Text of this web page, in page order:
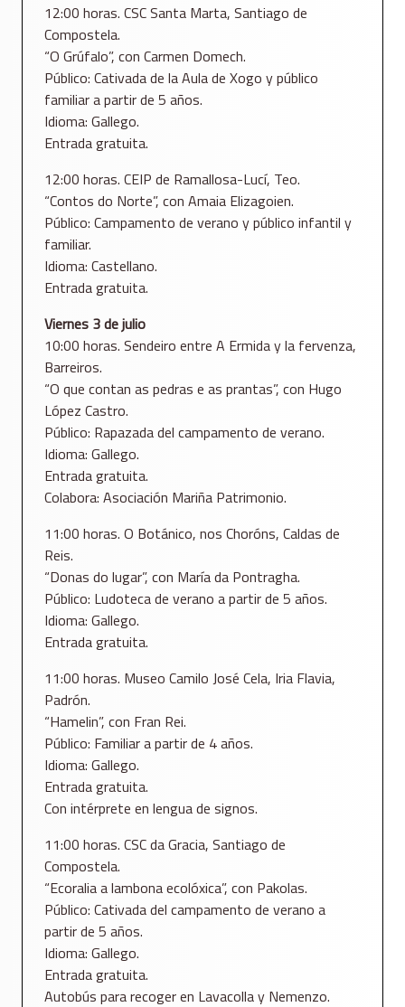
12:00 horas. CSC Santa Marta, Santiago de
Compostela.
“O Grúfalo”, con Carmen Domech.
Público: Cativada de la Aula de Xogo y público
familiar a partir de 5 años.
Idioma: Gallego.
Entrada gratuita.
12:00 horas. CEIP de Ramallosa-Lucí, Teo.
“Contos do Norte”, con Amaia Elizagoien.
Público: Campamento de verano y público infantil y
familiar.
Idioma: Castellano.
Entrada gratuita.
Viernes 3 de julio
10:00 horas. Sendeiro entre A Ermida y la fervenza,
Barreiros.
“O que contan as pedras e as prantas”, con Hugo
López Castro.
Público: Rapazada del campamento de verano.
Idioma: Gallego.
Entrada gratuita.
Colabora: Asociación Mariña Patrimonio.
11:00 horas. O Botánico, nos Choróns, Caldas de
Reis.
“Donas do lugar”, con María da Pontragha.
Público: Ludoteca de verano a partir de 5 años.
Idioma: Gallego.
Entrada gratuita.
11:00 horas. Museo Camilo José Cela, Iria Flavia,
Padrón.
“Hamelin”, con Fran Rei.
Público: Familiar a partir de 4 años.
Idioma: Gallego.
Entrada gratuita.
Con intérprete en lengua de signos.
11:00 horas. CSC da Gracia, Santiago de
Compostela.
“Ecoralia a lambona ecolóxica”, con Pakolas.
Público: Cativada del campamento de verano a
partir de 5 años.
Idioma: Gallego.
Entrada gratuita.
Autobús para recoger en Lavacolla y Nemenzo.